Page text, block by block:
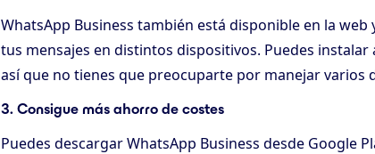
WhatsApp Business también está disponible en la
tus mensajes en distintos dispositivos. Puedes
así que no tienes que preocuparte por manejar varios
3. Consigue más ahorro de costes
Puedes descargar WhatsApp Business desde Google